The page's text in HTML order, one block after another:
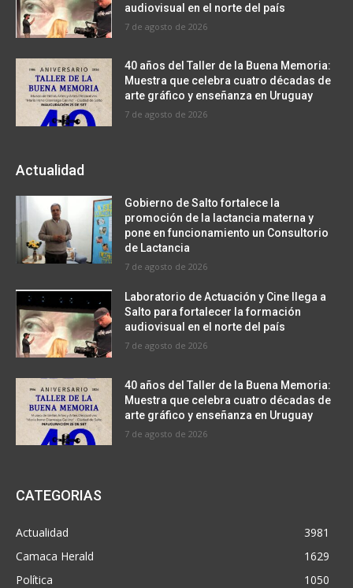
audiovisual en el norte del país
7 de agosto de 2026
40 años del Taller de la Buena Memoria:
Muestra que celebra cuatro décadas de
arte gráfico y enseñanza en Uruguay
7 de agosto de 2026
Actualidad
Gobierno de Salto fortalece la
promoción de la lactancia materna y
pone en funcionamiento un Consultorio
de Lactancia
7 de agosto de 2026
Laboratorio de Actuación y Cine llega a
Salto para fortalecer la formación
audiovisual en el norte del país
7 de agosto de 2026
40 años del Taller de la Buena Memoria:
Muestra que celebra cuatro décadas de
arte gráfico y enseñanza en Uruguay
7 de agosto de 2026
CATEGORIAS
Actualidad
3981
Camaca Herald
1629
Política
1050